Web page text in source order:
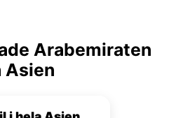
Arabemiraten
Asien